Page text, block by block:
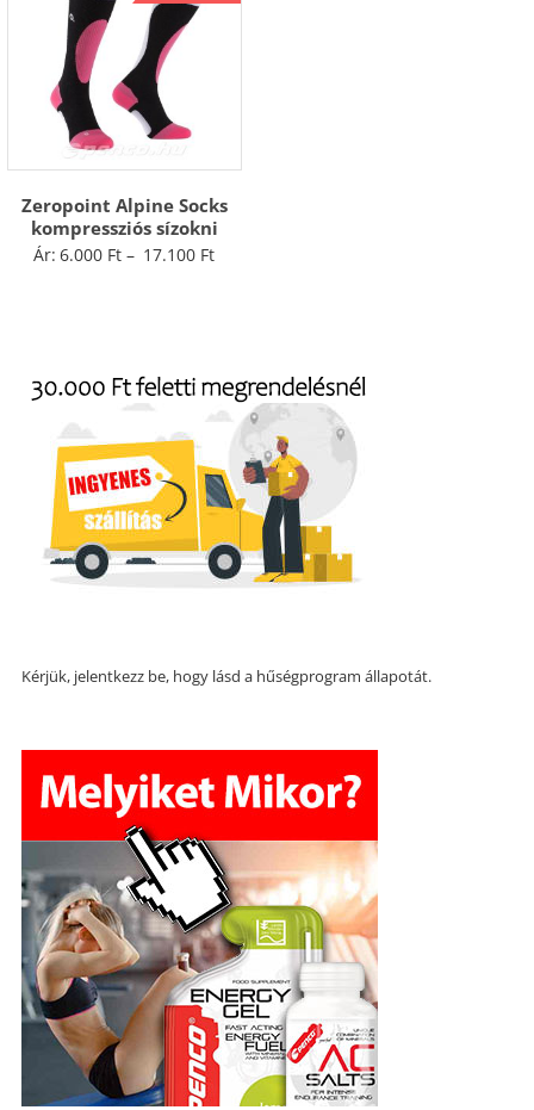
Zeropoint Alpine Socks
kompressziós sízokni
Ár: 6.000 Ft – 17.100 FtÁrtartomány:
Kérjük, jelentkezz be, hogy lásd a hűségprogram állapotát.